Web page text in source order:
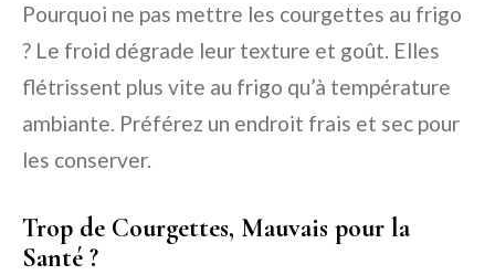
Pourquoi ne pas mettre les courgettes au frigo
? Le froid dégrade leur texture et goût. Elles
flétrissent plus vite au frigo qu’à température
ambiante. Préférez un endroit frais et sec pour
les conserver.
Trop de Courgettes, Mauvais pour la
Santé ?